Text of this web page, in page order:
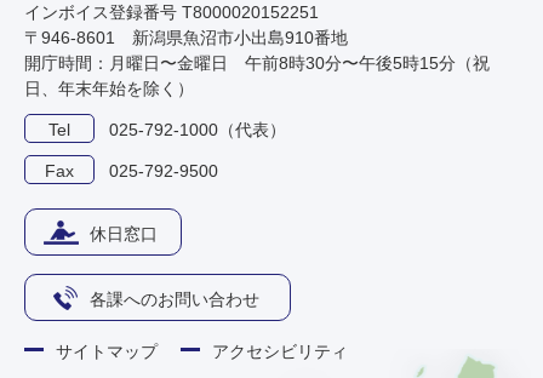
インボイス登録番号 T8000020152251
〒946-8601 新潟県魚沼市小出島910番地
開庁時間：月曜日〜金曜日 午前8時30分〜午後5時15分（祝
日、年末年始を除く）
Tel 025-792-1000（代表）
Fax 025-792-9500
休日窓口
各課へのお問い合わせ
サイトマップ
アクセシビリティ